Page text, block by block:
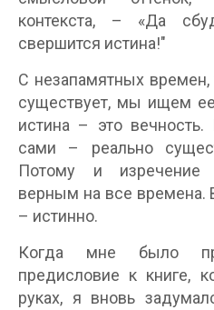
контекста, – «Да
свершится истина!"
С незапамятных времен,
существует, мы ищем
истина – это
сами – реально
Потому и изречение
верным на все времена.
– истинно.
Когда мне было
предисловие к книге,
руках, я вновь